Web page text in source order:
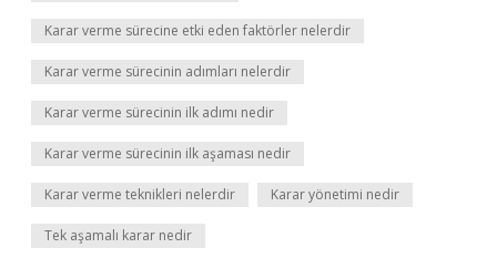
Karar verme sürecine etki eden faktörler nelerdir
Karar verme sürecinin adımları nelerdir
Karar verme sürecinin ilk adımı nedir
Karar verme sürecinin ilk aşaması nedir
Karar verme teknikleri nelerdir Karar yönetimi nedir
Tek aşamalı karar nedir